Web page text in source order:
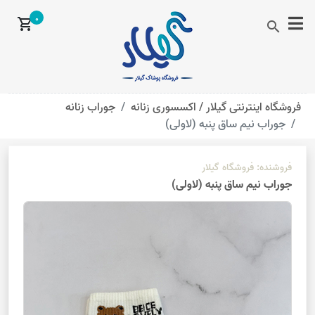
search
shopping_cart0
فروشگاه اینترنتی گیلار /اکسسوری زنانه
جوراب زنانه
جوراب نیم ساق پنبه (لاولی)
فروشنده: فروشگاه گیلار
جوراب نیم ساق پنبه (لاولی)